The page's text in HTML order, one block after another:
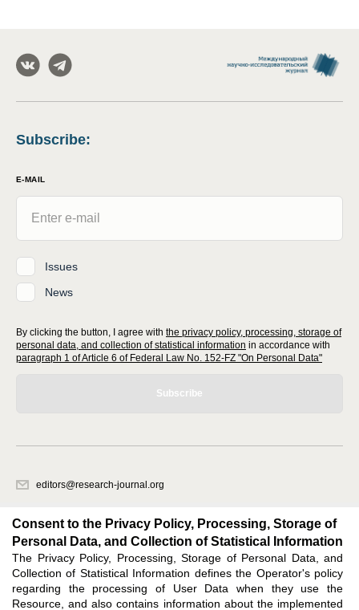
Subscribe:
E-MAIL
Issues
News
By clicking the button, I agree with the privacy policy, processing, storage of
personal data, and collection of statistical information in accordance with
paragraph 1 of Article 6 of Federal Law No. 152-FZ "On Personal Data"
Subscribe
editors@research-journal.org
office 1
Feedback
Consent to the Privacy Policy, Processing, Storage of
Personal Data, and Collection of Statistical Information
The Privacy Policy, Processing, Storage of Personal Data, and
Collection of Statistical Information defines the Operator's policy
regarding the processing of User Data when they use the
Resource, and also contains information about the implemented